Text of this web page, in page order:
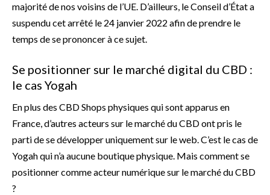
majorité de nos voisins de l’UE. D’ailleurs, le Conseil d’État a
suspendu cet arrêté le 24 janvier 2022 afin de prendre le
temps de se prononcer à ce sujet.
Se positionner sur le marché digital du CBD :
le cas Yogah
En plus des CBD Shops physiques qui sont apparus en
France, d’autres acteurs sur le marché du CBD ont pris le
parti de se développer uniquement sur le web. C’est le cas de
Yogah qui n’a aucune boutique physique. Mais comment se
positionner comme acteur numérique sur le marché du CBD
?